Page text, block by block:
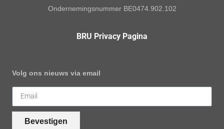
Ondernemingsnummer BE0474.902.102
BRU Privacy Pagina
Volg ons nieuws via email
Bevestigen